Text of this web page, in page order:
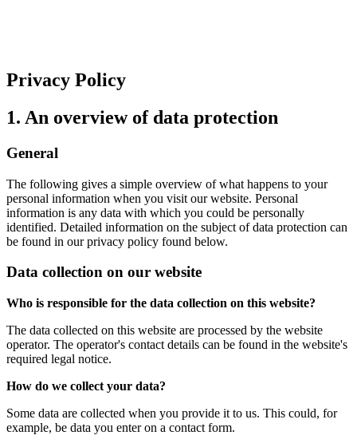
Privacy Policy
1. An overview of data protection
General
The following gives a simple overview of what happens to your
personal information when you visit our website. Personal
information is any data with which you could be personally
identified. Detailed information on the subject of data protection can
be found in our privacy policy found below.
Data collection on our website
Who is responsible for the data collection on this website?
The data collected on this website are processed by the website
operator. The operator's contact details can be found in the website's
required legal notice.
How do we collect your data?
Some data are collected when you provide it to us. This could, for
example, be data you enter on a contact form.